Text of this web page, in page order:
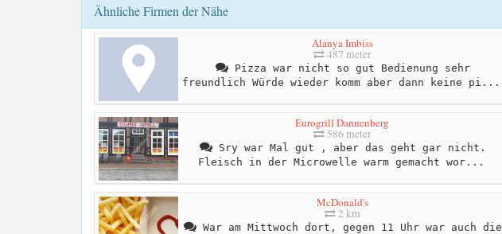
Ähnliche Firmen der Nähe
Alanya Imbiss
487 meter
Pizza war nicht so gut Bedienung sehr
freundlich Würde wieder komm aber dann keine pi...
Eurogrill Dannenberg
586 meter
Sry war Mal gut , aber das geht gar nicht.
Fleisch in der Microwelle warm gemacht wor...
McDonald's
2 km
War am Mittwoch dort, gegen 11 Uhr war auch die